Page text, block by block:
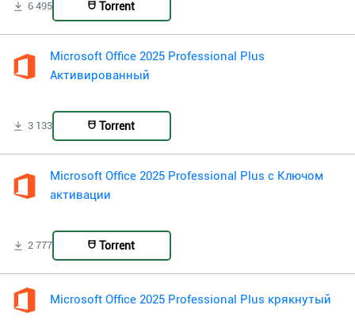
6 495 Torrent
Microsoft Office 2025 Professional Plus
Активированный
3 133 Torrent
Microsoft Office 2025 Professional Plus с Ключом
активации
2 777 Torrent
Microsoft Office 2025 Professional Plus крякнутый